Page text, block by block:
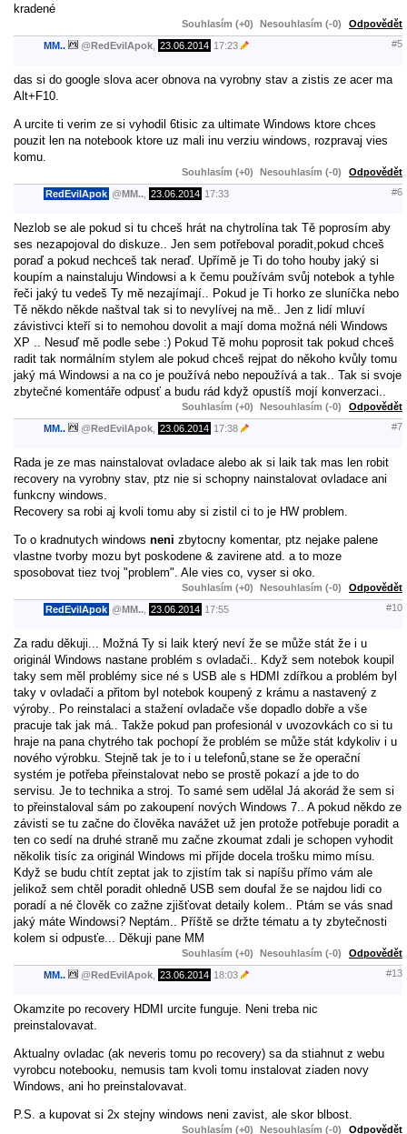
kradené
Souhlasím (+0) Nesouhlasím (-0) Odpovědět
MM.. @RedEvilApok 23.06.2014 17:23 #5
das si do google slova acer obnova na vyrobny stav a zistis ze acer ma
Alt+F10.
A urcite ti verim ze si vyhodil 6tisic za ultimate Windows ktore chces
pouzit len na notebook ktore uz mali inu verziu windows, rozpravaj vies
komu.
Souhlasím (+0) Nesouhlasím (-0) Odpovědět
RedEvilApok @MM.. 23.06.2014 17:33 #6
Nezlob se ale pokud si tu chceš hrát na chytrolína tak Tě poprosím aby
ses nezapojoval do diskuze.. Jen sem potřeboval poradit,pokud chceš
poraď a pokud nechceš tak neraď. Upřímě je Ti do toho houby jaký si
koupím a nainstaluju Windowsi a k čemu používám svůj notebok a tyhle
řeči jaký tu vedeš Ty mě nezajímají.. Pokud je Ti horko ze sluníčka nebo
Tě někdo někde naštval tak si to nevylívej na mě.. Jen z lidí mluví
závistivci kteří si to nemohou dovolit a mají doma možná néli Windows
XP .. Nesuď mě podle sebe :) Pokud Tě mohu poprosit tak pokud chceš
radit tak normálním stylem ale pokud chceš rejpat do někoho kvůly tomu
jaký má Windowsi a na co je používá nebo nepoužívá a tak.. Tak si svoje
zbytečné komentáře odpusť a budu rád když opustíš mojí konverzaci..
Souhlasím (+0) Nesouhlasím (-0) Odpovědět
MM.. @RedEvilApok 23.06.2014 17:38 #7
Rada je ze mas nainstalovat ovladace alebo ak si laik tak mas len robit
recovery na vyrobny stav, ptz nie si schopny nainstalovat ovladace ani
funkcny windows.
Recovery sa robi aj kvoli tomu aby si zistil ci to je HW problem.
To o kradnutych windows neni zbytocny komentar, ptz nejake palene
vlastne tvorby mozu byt poskodene & zavirene atd. a to moze
sposobovat tiez tvoj "problem". Ale vies co, vyser si oko.
Souhlasím (+0) Nesouhlasím (-0) Odpovědět
RedEvilApok @MM.. 23.06.2014 17:55 #10
Za radu děkuji... Možná Ty si laik který neví že se může stát že i u
originál Windows nastane problém s ovladači.. Když sem notebok koupil
taky sem měl problémy sice né s USB ale s HDMI zdířkou a problém byl
taky v ovladači a přitom byl notebok koupený z krámu a nastavený z
výroby.. Po reinstalaci a stažení ovladače vše dopadlo dobře a vše
pracuje tak jak má.. Takže pokud pan profesionál v uvozovkách co si tu
hraje na pana chytrého tak pochopí že problém se může stát kdykoliv i u
nového výrobku. Stejně tak je to i u telefonů,stane se že operační
systém je potřeba přeinstalovat nebo se prostě pokazí a jde to do
servisu. Je to technika a stroj. To samé sem udělal Já akorád že sem si
to přeinstaloval sám po zakoupení nových Windows 7.. A pokud někdo ze
závisti se tu začne do člověka navážet už jen protože potřebuje poradit a
ten co sedí na druhé straně mu začne zkoumat zdali je schopen vyhodit
několik tisíc za originál Windows mi příjde docela trošku mimo mísu.
Když se budu chtít zeptat jak to zjistím tak si napíšu přímo vám ale
jelikož sem chtěl poradit ohledně USB sem doufal že se najdou lidi co
poradí a né člověk co zažne zjišťovat detaily kolem.. Ptám se vás snad
jaký máte Windowsi? Neptám.. Příště se držte tématu a ty zbytečnosti
kolem si odpusťe... Děkuji pane MM
Souhlasím (+0) Nesouhlasím (-0) Odpovědět
MM.. @RedEvilApok 23.06.2014 18:03 #13
Okamzite po recovery HDMI urcite funguje. Neni treba nic
preinstalovavat.
Aktualny ovladac (ak neveris tomu po recovery) sa da stiahnut z webu
vyrobcu notebooku, nemusis tam kvoli tomu instalovat ziaden novy
Windows, ani ho preinstalovavat.
P.S. a kupovat si 2x stejny windows neni zavist, ale skor blbost.
Souhlasím (+0) Nesouhlasím (-0) Odpovědět